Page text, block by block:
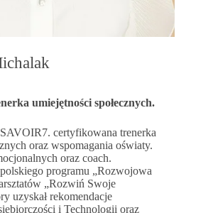
umiejętności społecznych.
certyfikowana trenerka
oraz wspomagania oświaty.
oraz coach.
programu „Rozwojowa
„Rozwiń Swoje
uzyskał rekomendacje
i Technologii oraz